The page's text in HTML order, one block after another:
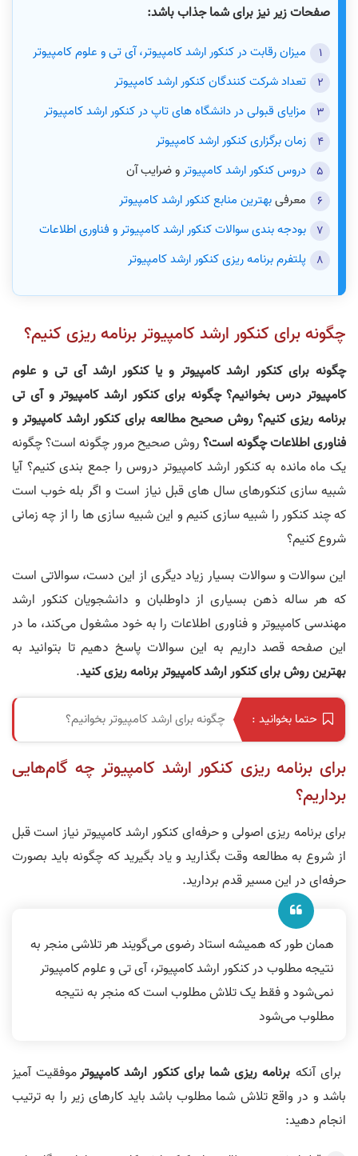
صفحات زیر نیز برای شما جذاب باشد:
میزان رقابت در کنکور ارشد کامپیوتر، آی تی و علوم کامپیوتر
تعداد شرکت کنندگان کنکور ارشد کامپیوتر
مزایای قبولی در دانشگاه‌ های تاپ در کنکور ارشد کامپیوتر
زمان برگزاری کنکور ارشد کامپیوتر
دروس کنکور ارشد کامپیوتر و ضرایب آن
معرفیبهترین منابع کنکور ارشد کامپیوتر
بودجه بندی سوالات کنکور ارشد کامپیوتر و فناوری اطلاعات
پلتفرم برنامه ریزی کنکور ارشد کامپیوتر
چگونه برای کنکور ارشد کامپیوتر برنامه ریزی کنیم؟
چگونه برای کنکور ارشد کامپیوتر و یا کنکور ارشد آی تی و علوم
کامپیوتر درس بخوانیم؟ چگونه برای کنکور ارشد کامپیوتر و آی تی
برنامه ریزی کنیم؟ روش صحیح مطالعه برای کنکور ارشد کامپیوتر و
فناوری اطلاعات چگونه است؟روش صحیح مرور چگونه است؟ چگونه
یک ماه مانده به کنکور ارشد کامپیوتر دروس را جمع بندی کنیم؟ آیا
شبیه سازی کنکورهای سال های قبل نیاز است و اگر بله خوب است
که چند کنکور را شبیه سازی کنیم و این شبیه سازی ها را از چه زمانی
شروع کنیم؟
این سوالات و سوالات بسیار زیاد دیگری از این دست، سوالاتی است
که هر ساله ذهن بسیاری از داوطلبان و دانشجویان کنکور ارشد
مهندسی کامپیوتر و فناوری اطلاعات را به خود مشغول می‌کند، ما در
این صفحه قصد داریم به این سوالات پاسخ دهیم تا بتوانید به
بهترین روش برای کنکور ارشد کامپیوتر برنامه ریزی کنید.
حتما بخوانید : چگونه برای ارشد کامپیوتر بخوانیم؟
برای برنامه ریزی کنکور ارشد کامپیوتر چه گام‌هایی
برداریم؟
برای برنامه ریزی اصولی و حرفه‌ای کنکور ارشد کامپیوتر نیاز است قبل
از شروع به مطالعه وقت بگذارید و یاد بگیرید که چگونه باید بصورت
حرفه‌ای در این مسیر قدم بردارید.
همان طور که همیشه استاد رضوی می‌گویند هر تلاشی منجر به
نتیجه مطلوب در کنکور ارشد کامپیوتر، آی تی و علوم کامپیوتر
نمی‌شود و فقط یک تلاش مطلوب است که منجر به نتیجه
مطلوب می‌شود
برای آنکه برنامه ریزی شما برای کنکور ارشد کامپیوترموفقیت آمیز
باشد و در واقع تلاش شما مطلوب باشد باید کارهای زیر را به ترتیب
انجام دهید: